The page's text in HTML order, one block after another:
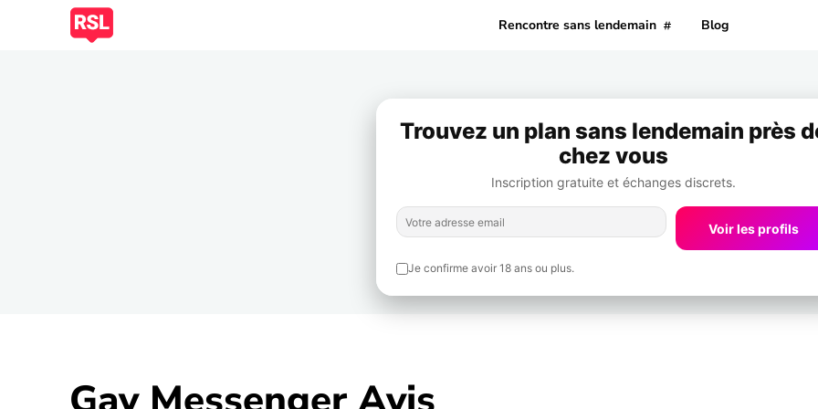
Rencontre sans lendemain Blog
Trouvez un plan sans lendemain près
chez vous
Inscription gratuite et échanges discrets.
Voir les profils
Je confirme avoir 18 ans ou plus.